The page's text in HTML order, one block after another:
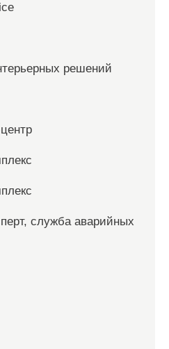
решений
служба аварийных